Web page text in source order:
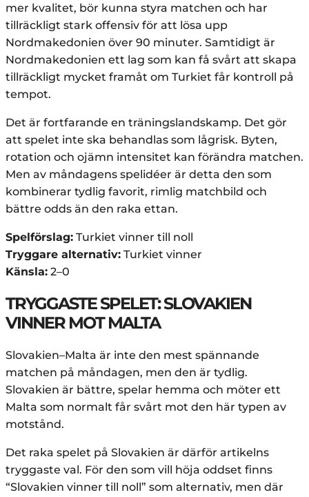
mer kvalitet, bör kunna styra matchen och har
tillräckligt stark offensiv för att lösa upp
Nordmakedonien över 90 minuter. Samtidigt är
Nordmakedonien ett lag som kan få svårt att skapa
tillräckligt mycket framåt om Turkiet får kontroll på
tempot.
Det är fortfarande en träningslandskamp. Det gör
att spelet inte ska behandlas som lågrisk. Byten,
rotation och ojämn intensitet kan förändra matchen.
Men av måndagens spelidéer är detta den som
kombinerar tydlig favorit, rimlig matchbild och
bättre odds än den raka ettan.
Spelförslag: Turkiet vinner till noll
Tryggare alternativ: Turkiet vinner
Känsla: 2–0
TRYGGASTE SPELET: SLOVAKIEN
VINNER MOT MALTA
Slovakien–Malta är inte den mest spännande
matchen på måndagen, men den är tydlig.
Slovakien är bättre, spelar hemma och möter ett
Malta som normalt får svårt mot den här typen av
motstånd.
Det raka spelet på Slovakien är därför artikelns
tryggaste val. För den som vill höja oddset finns
“Slovakien vinner till noll” som alternativ, men där